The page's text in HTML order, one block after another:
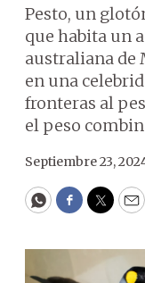
Pesto, un
que habita un
australiana de
en una
fronteras al
el peso
Septiembre 23,
WhatsApp
Facebook